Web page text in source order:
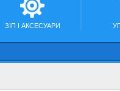
ЗІП І АКСЕСУАРИ